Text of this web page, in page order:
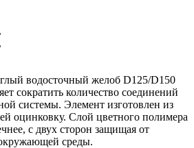
водосточный желоб D125/D150
сократить количество соединений
системы. Элемент изготовлен из
оцинковку. Слой цветного полимера
с двух сторон защищая от
среды.